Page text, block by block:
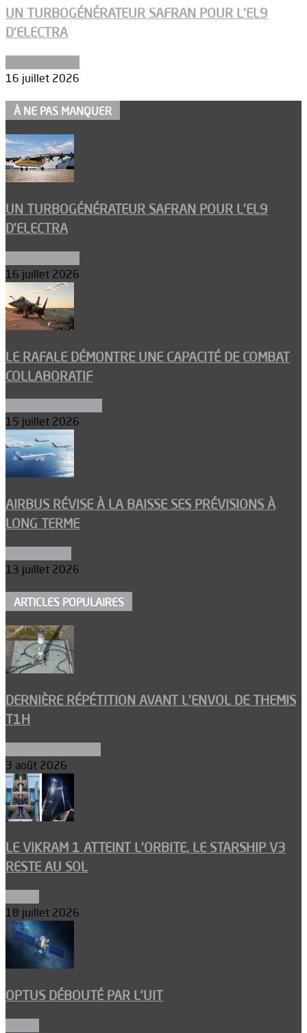
UN TURBOGÉNÉRATEUR SAFRAN POUR L’EL9
D’ELECTRA
16 juillet 2026
À NE PAS MANQUER
UN TURBOGÉNÉRATEUR SAFRAN POUR L’EL9
D’ELECTRA
16 juillet 2026
LE RAFALE DÉMONTRE UNE CAPACITÉ DE COMBAT
COLLABORATIF
15 juillet 2026
AIRBUS RÉVISE À LA BAISSE SES PRÉVISIONS À
LONG TERME
13 juillet 2026
ARTICLES POPULAIRES
DERNIÈRE RÉPÉTITION AVANT L’ENVOL DE THEMIS
T1H
3 août 2026
LE VIKRAM 1 ATTEINT L’ORBITE, LE STARSHIP V3
RESTE AU SOL
18 juillet 2026
OPTUS DÉBOUTÉ PAR L’UIT